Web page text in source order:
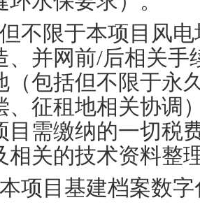
不限于本项目风
、并网前/后相关手
（包括但不限于永
、征租地相关协调
目需缴纳的一切税
相关的技术资料整
项目基建档案数